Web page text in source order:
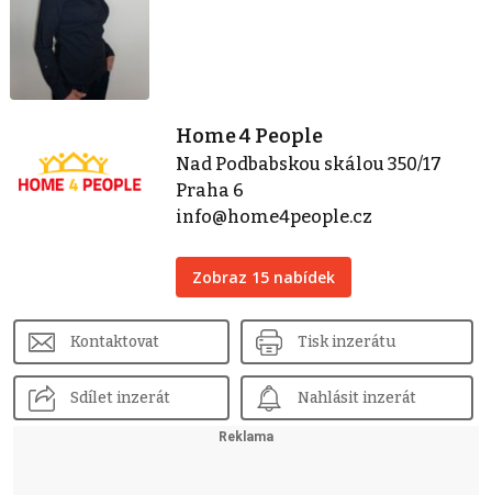
Home 4 People
Nad Podbabskou skálou 350/17
Praha 6
info@home4people.cz
Zobraz 15 nabídek
Kontaktovat Tisk inzerátu
Sdílet inzerát Nahlásit inzerát